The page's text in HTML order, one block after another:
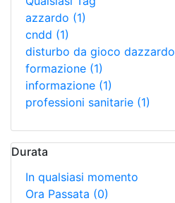
azzardo (1)
cndd (1)
disturbo da gioco dazzardo
formazione (1)
informazione (1)
professioni sanitarie (1)
Durata
In qualsiasi momento
Ora Passata (0)